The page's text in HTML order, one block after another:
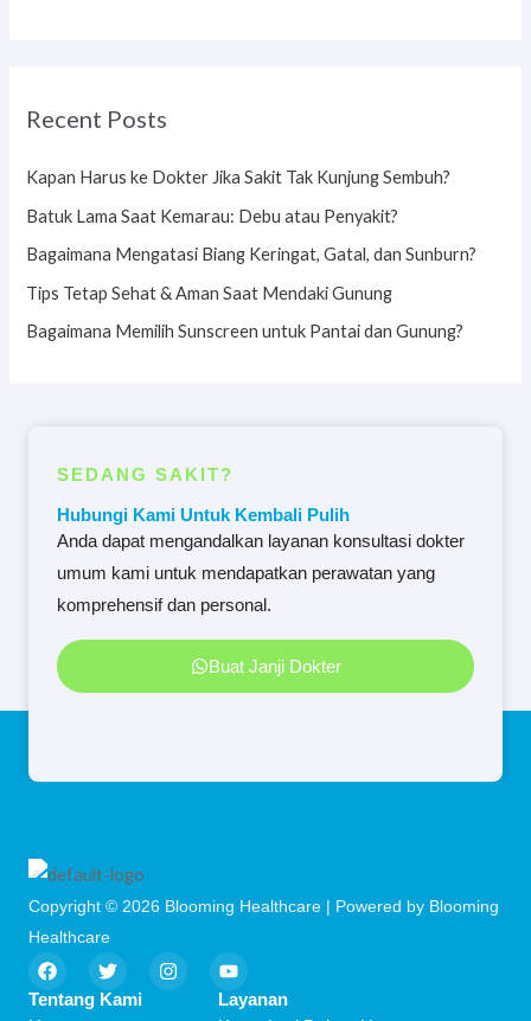
Recent Posts
Kapan Harus ke Dokter Jika Sakit Tak Kunjung Sembuh?
Batuk Lama Saat Kemarau: Debu atau Penyakit?
Bagaimana Mengatasi Biang Keringat, Gatal, dan Sunburn?
Tips Tetap Sehat & Aman Saat Mendaki Gunung
Bagaimana Memilih Sunscreen untuk Pantai dan Gunung?
SEDANG SAKIT?
Hubungi Kami Untuk Kembali Pulih
Anda dapat mengandalkan layanan konsultasi dokter
umum kami untuk mendapatkan perawatan yang
komprehensif dan personal.
Buat Janji Dokter
Copyright © 2026 Blooming Healthcare | Powered by Blooming
Healthcare
F
a
c
T
w
i
I
n
Y
o
u
Tentang Kami Layanan